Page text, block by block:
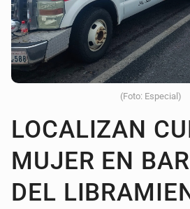
(Foto: Especial)
LOCALIZAN
MUJER EN
DEL